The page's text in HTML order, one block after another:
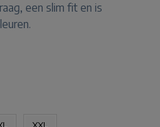
een slim fit en is